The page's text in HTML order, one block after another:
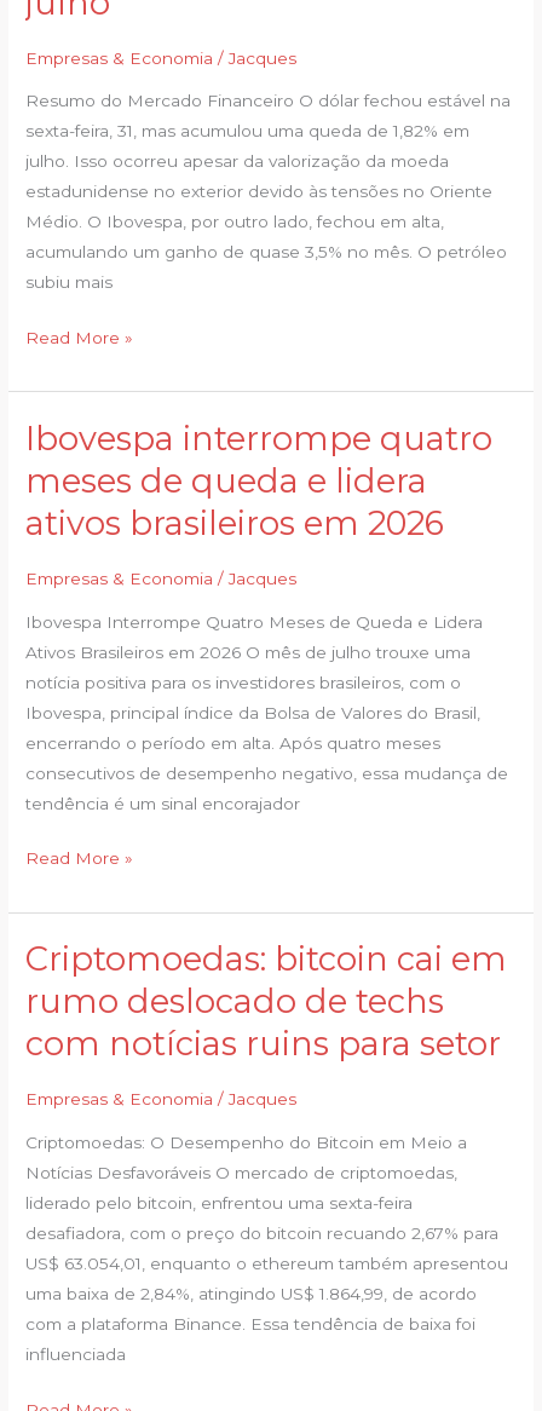
Empresas & Economia /Jacques
Resumo do Mercado Financeiro O dólar fechou estável na
sexta-feira, 31, mas acumulou uma queda de 1,82% em
julho. Isso ocorreu apesar da valorização da moeda
estadunidense no exterior devido às tensões no Oriente
Médio. O Ibovespa, por outro lado, fechou em alta,
acumulando um ganho de quase 3,5% no mês. O petróleo
subiu mais
queda
de
1,82%
em
julho
Read More »
Ibovespa interrompe quatro
meses de queda e lidera
ativos brasileiros em 2026
Empresas & Economia /Jacques
Ibovespa Interrompe Quatro Meses de Queda e Lidera
Ativos Brasileiros em 2026 O mês de julho trouxe uma
notícia positiva para os investidores brasileiros, com o
Ibovespa, principal índice da Bolsa de Valores do Brasil,
encerrando o período em alta. Após quatro meses
consecutivos de desempenho negativo, essa mudança de
tendência é um sinal encorajador
Ibovespa
quatro
meses
queda
e
lidera
ativos
brasileiros
Read More »
Criptomoedas: bitcoin cai em
rumo deslocado de techs
com notícias ruins para setor
Empresas & Economia /Jacques
Criptomoedas: O Desempenho do Bitcoin em Meio a
Notícias Desfavoráveis O mercado de criptomoedas,
liderado pelo bitcoin, enfrentou uma sexta-feira
desafiadora, com o preço do bitcoin recuando 2,67% para
US$ 63.054,01, enquanto o ethereum também apresentou
uma baixa de 2,84%, atingindo US$ 1.864,99, de acordo
com a plataforma Binance. Essa tendência de baixa foi
influenciada
Criptomoedas:
bitcoin
cai
em
deslocado
de
techs
com
notícias
ruins